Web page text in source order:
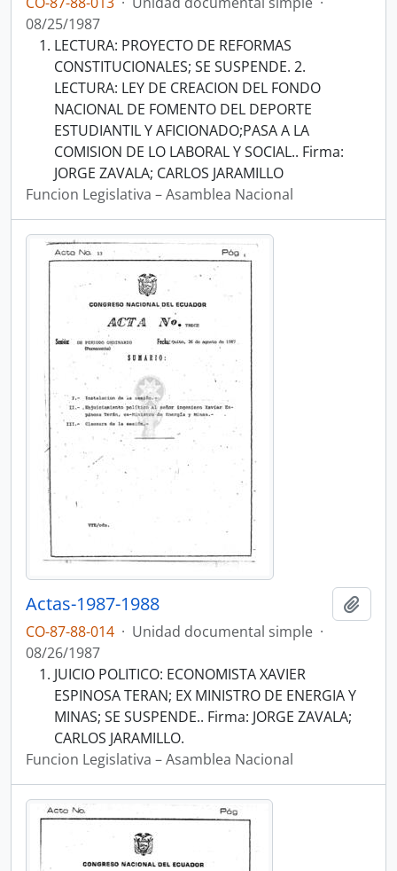
08/25/1987
LECTURA: PROYECTO DE REFORMAS
CONSTITUCIONALES; SE SUSPENDE. 2.
LECTURA: LEY DE CREACION DEL FONDO
NACIONAL DE FOMENTO DEL DEPORTE
ESTUDIANTIL Y AFICIONADO;PASA A LA
COMISION DE LO LABORAL Y SOCIAL.. Firma:
JORGE ZAVALA; CARLOS JARAMILLO
Funcion Legislativa – Asamblea Nacional
Actas-1987-1988
CO-87-88-014 · Unidad documental simple ·
08/26/1987
JUICIO POLITICO: ECONOMISTA XAVIER
ESPINOSA TERAN; EX MINISTRO DE ENERGIA Y
MINAS; SE SUSPENDE.. Firma: JORGE ZAVALA;
CARLOS JARAMILLO.
Funcion Legislativa – Asamblea Nacional